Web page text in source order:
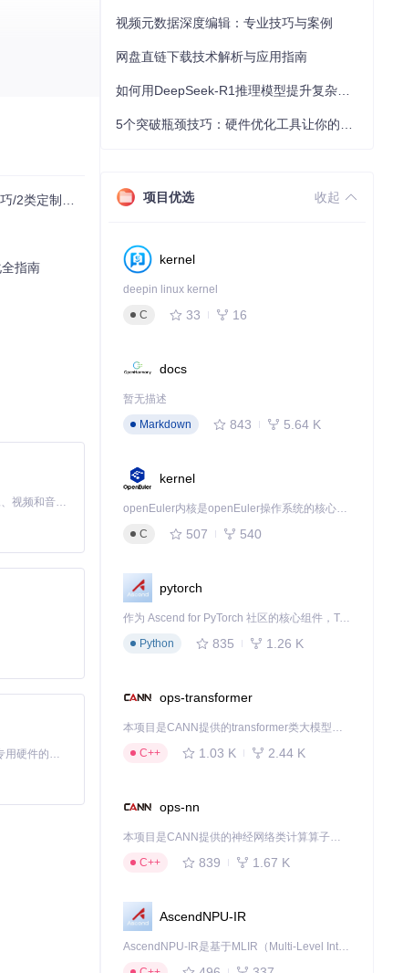
定制方案
指南
MiniMax H3 是一个通用的全模态生成系统。它支持对由文本、图像、视频和音频组成的多模态上下文进行统一理解，并能生成分辨率高达 2K、时长可达 15 秒的带原生立体声音频的视频。得益于面向任务泛化的系统设计，H3 在预训练阶段就已具备广泛的多模态上下文理解与生成能力，能够出色地执行复杂的多模态指令。
基于Python的Xiaozhi AI，适用于想要完整Xiaozhi体验而无需拥有专用硬件的用户。
视频元数据深度编辑：专业技巧与案例
网盘直链下载技术解析与应用指南
项目优选 收起
kernel
deepin linux kernel
C
33 16
docs
暂无描述
Markdown
843 5.64 K
kernel
openEuler内核是openEuler操作系统的核心，既是系统性能与稳定性的基石，也是连接处理器、设备与服务的桥梁。
C
507 540
pytorch
作为 Ascend for PyTorch 社区的核心组件，TorchNPU 是昇腾专为 PyTorch 打造的深度学习适配插件，使 PyTorch 框架能够直接调用昇腾 NPU，为开发者提供昇腾 AI 处理器的超强算力。
Python
835 1.26 K
ops-transformer
本项目是CANN提供的transformer类大模型算子库，实现网络在NPU上加速计算。
C++
1.03 K 2.44 K
ops-nn
本项目是CANN提供的神经网络类计算算子库，实现网络在NPU上加速计算。
C++
839 1.67 K
AscendNPU-IR
AscendNPU-IR是基于MLIR（Multi-Level Intermediate Representation）构建的，面向昇腾亲和算子编译时使用的中间表示，提供昇腾完备表达能力，通过编译优化提升昇腾AI处理器计算效率，支持通过生态框架使能昇腾AI处理器与深度调优